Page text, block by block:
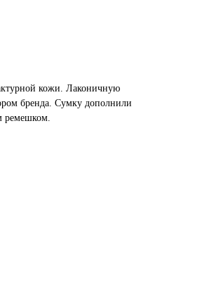
кожи. Лаконичную
бренда. Сумку дополнили
ремешком.